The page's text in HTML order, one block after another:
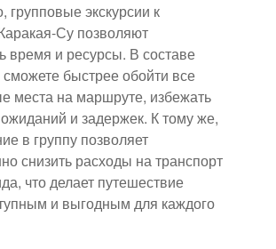
групповые экскурсии к
Су позволяют
время и ресурсы. В составе
быстрее обойти все
места на маршруте, избежать
и задержек. К тому же,
в группу позволяет
снизить расходы на транспорт
что делает путешествие
и выгодным для каждого